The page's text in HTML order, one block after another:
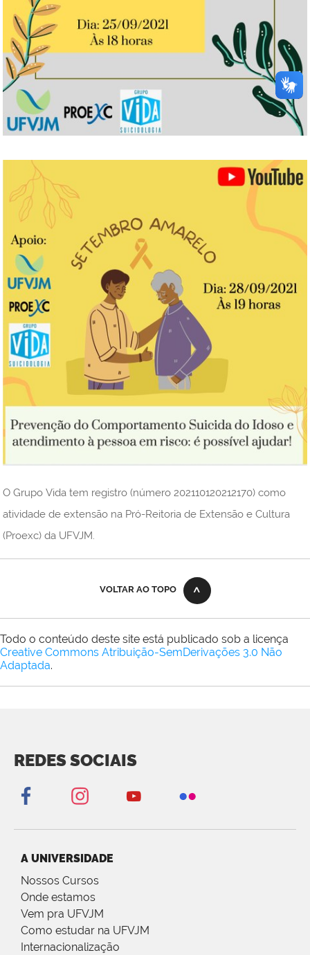
O Grupo Vida tem registro (número 202110120212170) como
atividade de extensão na Pró-Reitoria de Extensão e Cultura
(Proexc) da UFVJM.
VOLTAR AO TOPO
Todo o conteúdo deste site está publicado sob a licença
Creative Commons Atribuição-SemDerivações 3.0 Não
Adaptada.
REDES SOCIAIS
A UNIVERSIDADE
Nossos Cursos
Onde estamos
Vem pra UFVJM
Como estudar na UFVJM
Internacionalização